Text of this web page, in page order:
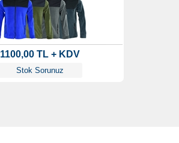
1100,00 TL + KDV
Stok Sorunuz